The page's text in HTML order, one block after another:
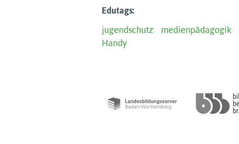
Edutags:
jugendschutz
medienpädagogik
Handy